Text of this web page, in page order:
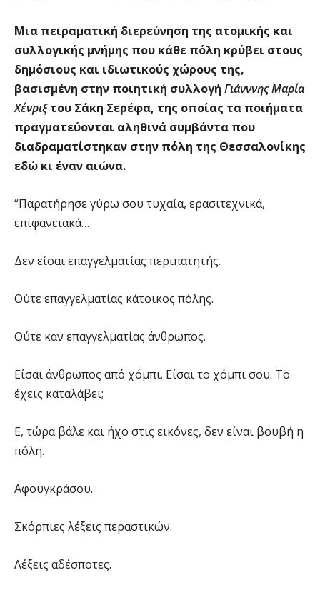
Μια πειραματική διερεύνηση της ατομικής και
συλλογικής μνήμης που κάθε πόλη κρύβει στους
δημόσιους και ιδιωτικούς χώρους της,
βασισμένη στην ποιητική συλλογή Γιάνννης Μαρία
Χένριξτου Σάκη Σερέφα, της οποίας τα ποιήματα
πραγματεύονται αληθινά συμβάντα που
διαδραματίστηκαν στην πόλη της Θεσσαλονίκης
εδώ κι έναν αιώνα.
“Παρατήρησε γύρω σου τυχαία, ερασιτεχνικά,
επιφανειακά…
Δεν είσαι επαγγελματίας περιπατητής.
Ούτε επαγγελματίας κάτοικος πόλης.
Ούτε καν επαγγελματίας άνθρωπος.
Είσαι άνθρωπος από χόμπι. Είσαι το χόμπι σου. Το
έχεις καταλάβει;
Ε, τώρα βάλε και ήχο στις εικόνες, δεν είναι βουβή η
πόλη.
Αφουγκράσου.
Σκόρπιες λέξεις περαστικών.
Λέξεις αδέσποτες.